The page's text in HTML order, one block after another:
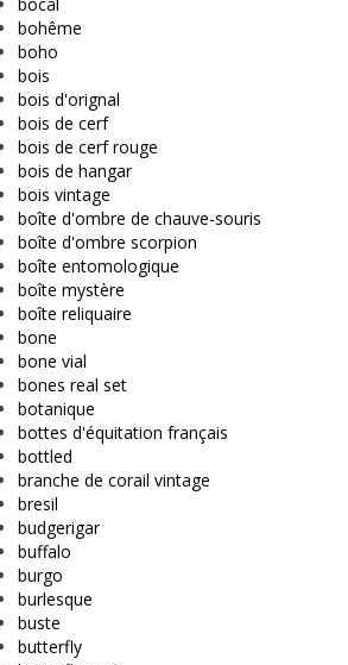
bohême
boho
bois
bois d'orignal
bois de cerf
bois de cerf rouge
bois de hangar
bois vintage
boîte d'ombre de chauve-souris
boîte d'ombre scorpion
boîte entomologique
boîte mystère
boîte reliquaire
bone
bone vial
bones real set
botanique
bottes d'équitation français
bottled
branche de corail vintage
bresil
budgerigar
buffalo
burgo
burlesque
buste
butterfly